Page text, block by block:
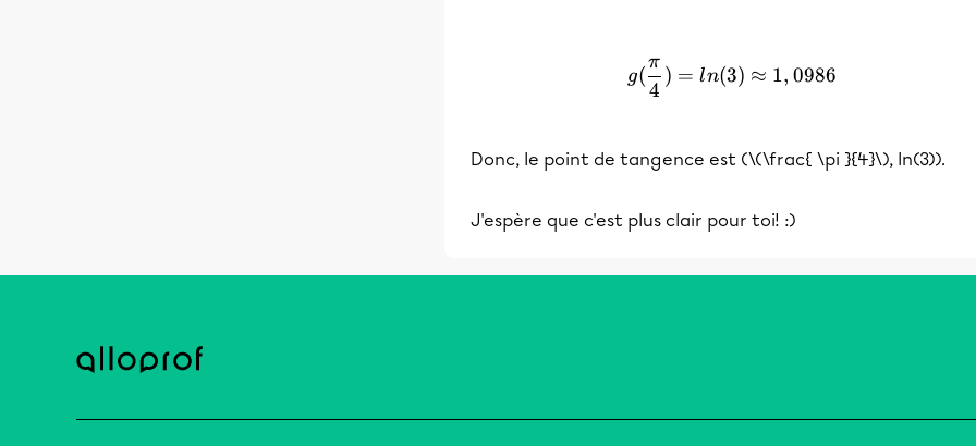
g(\frac{ \pi
g(
4
π
) = ln(3) ≈ 1, 0986
Donc, le point de tangence est (\(\frac{ \pi }{4}\), ln(3)).
J'espère que c'est plus clair pour toi! :)